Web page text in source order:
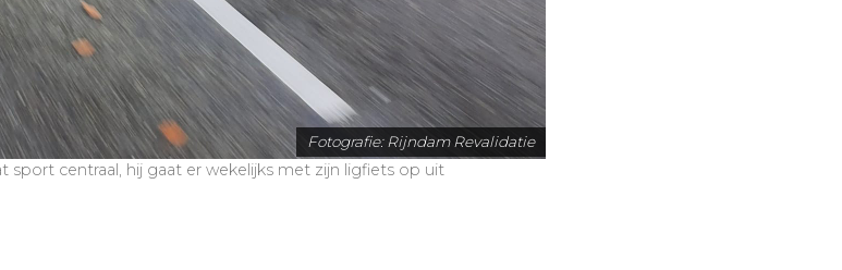
Fotografie: Rijndam Revalidatie
sport centraal, hij gaat er wekelijks met zijn ligfiets op uit